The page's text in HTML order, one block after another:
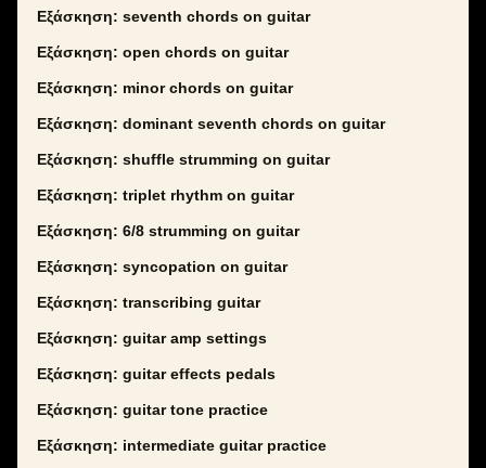
Εξάσκηση: seventh chords on guitar
Εξάσκηση: open chords on guitar
Εξάσκηση: minor chords on guitar
Εξάσκηση: dominant seventh chords on guitar
Εξάσκηση: shuffle strumming on guitar
Εξάσκηση: triplet rhythm on guitar
Εξάσκηση: 6/8 strumming on guitar
Εξάσκηση: syncopation on guitar
Εξάσκηση: transcribing guitar
Εξάσκηση: guitar amp settings
Εξάσκηση: guitar effects pedals
Εξάσκηση: guitar tone practice
Εξάσκηση: intermediate guitar practice